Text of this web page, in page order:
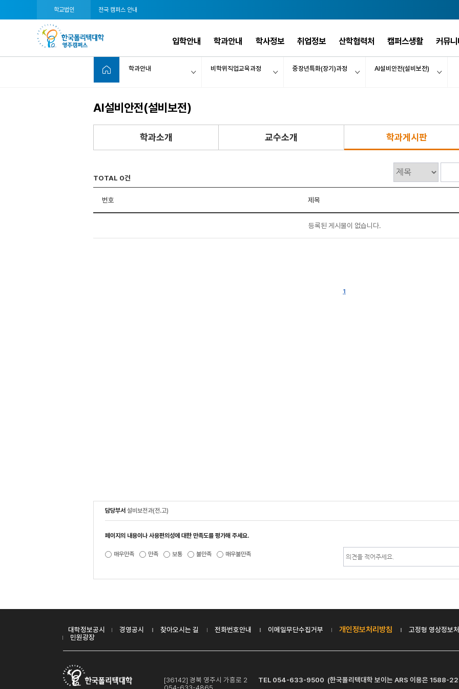
학교법인 전국 캠퍼스 안내
입학안내 학과안내 학사정보 취업정보 산학협력처 캠퍼스생활 커뮤
학과안내 비학위직업교육과정 중장년특화(장기)과정 AI설비안전(설비보전)
AI설비안전(설비보전)
학과소개 교수소개 학과게시판
TOTAL 0건
번호 제목
등록된 게시물이 없습니다.
1
담당부서 설비보전과(전.고)
페이지의 내용이나 사용편의성에 대한 만족도를 평가해 주세요.
매우만족 만족 보통 불만족 매우불만족
대학정보공시 경영공시 찾아오시는 길 전화번호안내 이메일무단수집거부 개인정보처리방침
고정형 영상정보
민원광장
[36142] 경북 영주시 가흥로 2 TEL 054-633-9500 (한국폴리텍대학 보이는 ARS 이용은 1588-